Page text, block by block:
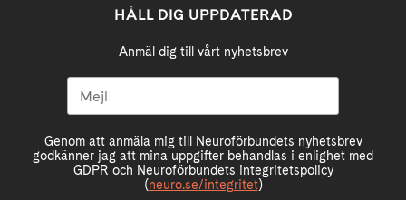
HÅLL DIG UPPDATERAD
Anmäl dig till vårt nyhetsbrev
Genom att anmäla mig till Neuroförbundets nyhetsbrev
godkänner jag att mina uppgifter behandlas i enlighet med
GDPR och Neuroförbundets integritetspolicy
(neuro.se/integritet)